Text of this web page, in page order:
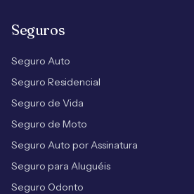
Seguros
Seguro Auto
Seguro Residencial
Seguro de Vida
Seguro de Moto
Seguro Auto por Assinatura
Seguro para Aluguéis
Seguro Odonto